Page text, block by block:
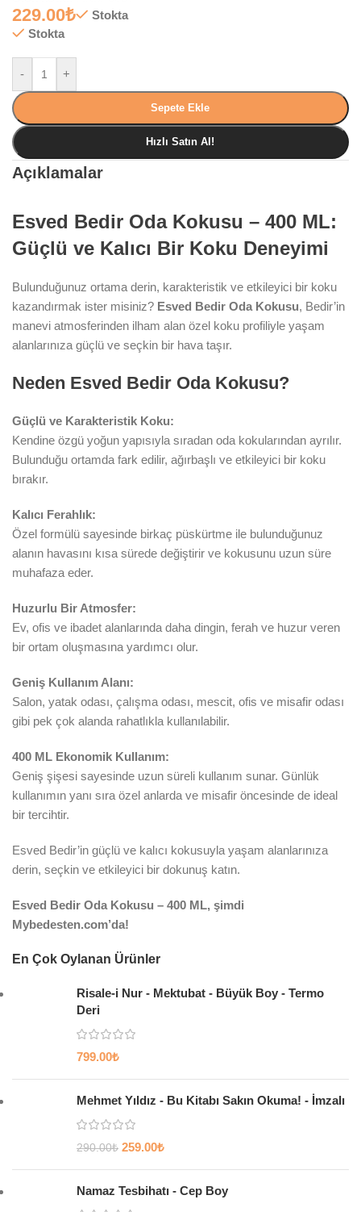
229.00₺
Stokta
Stokta
- +
Sepete Ekle
Hızlı Satın Al!
Açıklamalar
Esved Bedir Oda Kokusu – 400 ML:
Güçlü ve Kalıcı Bir Koku Deneyimi
Bulunduğunuz ortama derin, karakteristik ve etkileyici bir koku
kazandırmak ister misiniz? Esved Bedir Oda Kokusu, Bedir’in
manevi atmosferinden ilham alan özel koku profiliyle yaşam
alanlarınıza güçlü ve seçkin bir hava taşır.
Neden Esved Bedir Oda Kokusu?
Güçlü ve Karakteristik Koku:
Kendine özgü yoğun yapısıyla sıradan oda kokularından ayrılır.
Bulunduğu ortamda fark edilir, ağırbaşlı ve etkileyici bir koku
bırakır.
Kalıcı Ferahlık:
Özel formülü sayesinde birkaç püskürtme ile bulunduğunuz
alanın havasını kısa sürede değiştirir ve kokusunu uzun süre
muhafaza eder.
Huzurlu Bir Atmosfer:
Ev, ofis ve ibadet alanlarında daha dingin, ferah ve huzur veren
bir ortam oluşmasına yardımcı olur.
Geniş Kullanım Alanı:
Salon, yatak odası, çalışma odası, mescit, ofis ve misafir odası
gibi pek çok alanda rahatlıkla kullanılabilir.
400 ML Ekonomik Kullanım:
Geniş şişesi sayesinde uzun süreli kullanım sunar. Günlük
kullanımın yanı sıra özel anlarda ve misafir öncesinde de ideal
bir tercihtir.
Esved Bedir’in güçlü ve kalıcı kokusuyla yaşam alanlarınıza
derin, seçkin ve etkileyici bir dokunuş katın.
Esved Bedir Oda Kokusu – 400 ML, şimdi
Mybedesten.com’da!
En Çok Oylanan Ürünler
Risale-i Nur - Mektubat - Büyük Boy - Termo
Deri
799.00₺
Mehmet Yıldız - Bu Kitabı Sakın Okuma! - İmzalı
290.00₺ 259.00₺
Namaz Tesbihatı - Cep Boy